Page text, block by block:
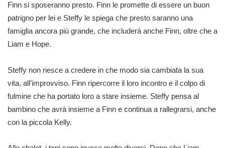
Finn si sposeranno presto. Finn le promette di essere un buon
patrigno per lei e Steffy le spiega che presto saranno una
famiglia ancora più grande, che includerà anche Finn, oltre che a
Liam e Hope.
Steffy non riesce a credere in che modo sia cambiata la sua
vita, all’improvviso. Finn ripercorre il loro incontro e il colpo di
fulmine che ha portato loro a stare insieme. Steffy pensa al
bambino che avrà insieme a Finn e continua a rallegrarsi, anche
con la piccola Kelly.